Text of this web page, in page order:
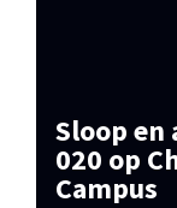
Sloop en
020 op
Campus